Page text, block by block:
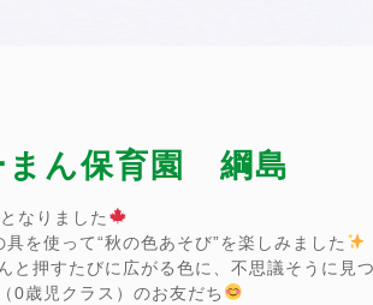
ん保育園 綱島
なりました
を使って“秋の色あそび”を楽しみました
と押すたびに広がる色に、不思議そうに見
0歳児クラス）のお友だち